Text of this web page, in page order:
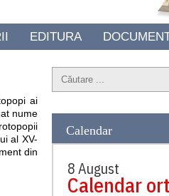
EDITURA
ai
nume
al XV-
din
Calendar
8 August
Calendar